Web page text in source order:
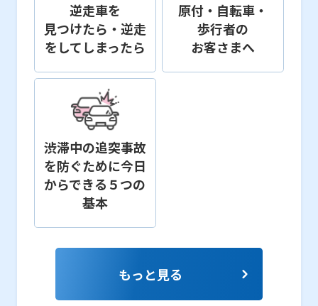
逆走車を
見つけたら・ 逆走
をしてしまったら
原付・自転車・
歩行者の
お客さまへ
渋滞中の追突事故
を防ぐために今日
からできる５つの
基本
もっと見る